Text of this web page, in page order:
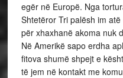
egër në Europë. Nga
Shtetëror Tri palësh im
për xhaxhanë akoma nuk
Në Amerikë sapo erdha
fitova shumë shpejt e
të jem në kontakt me